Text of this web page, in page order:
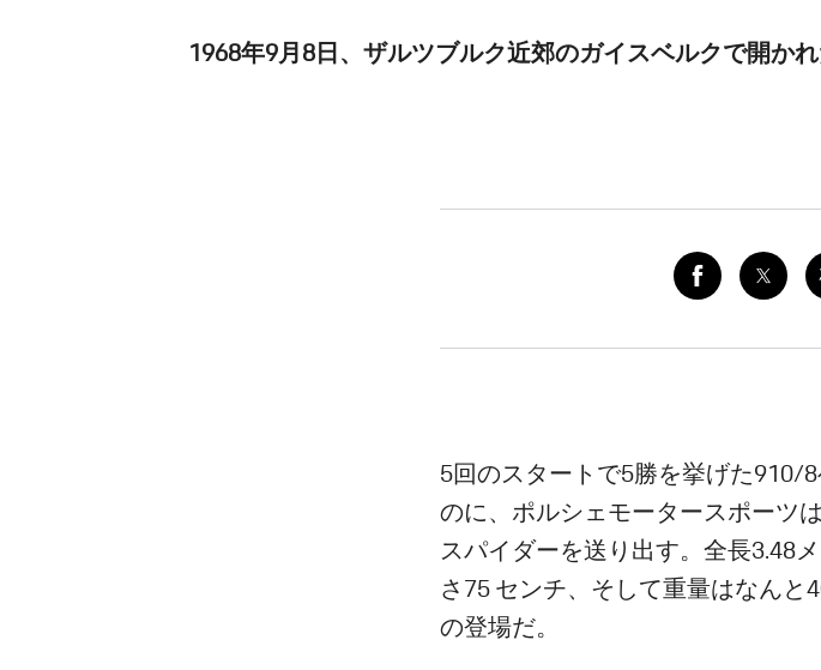
1968年9月8日、ザルツブルク近郊のガイスベルクで開か
5回のスタートで5勝を挙げた910/
のに、ポルシェモータースポーツ
スパイダーを送り出す。全長3.48
さ75 センチ、そして重量はなん
の登場だ。